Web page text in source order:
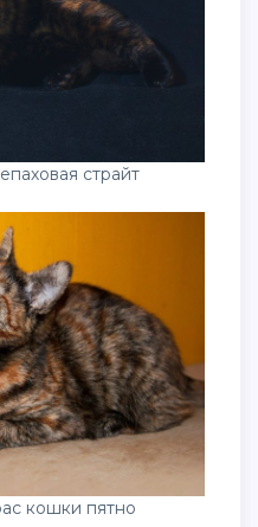
страйт
кошки пятно